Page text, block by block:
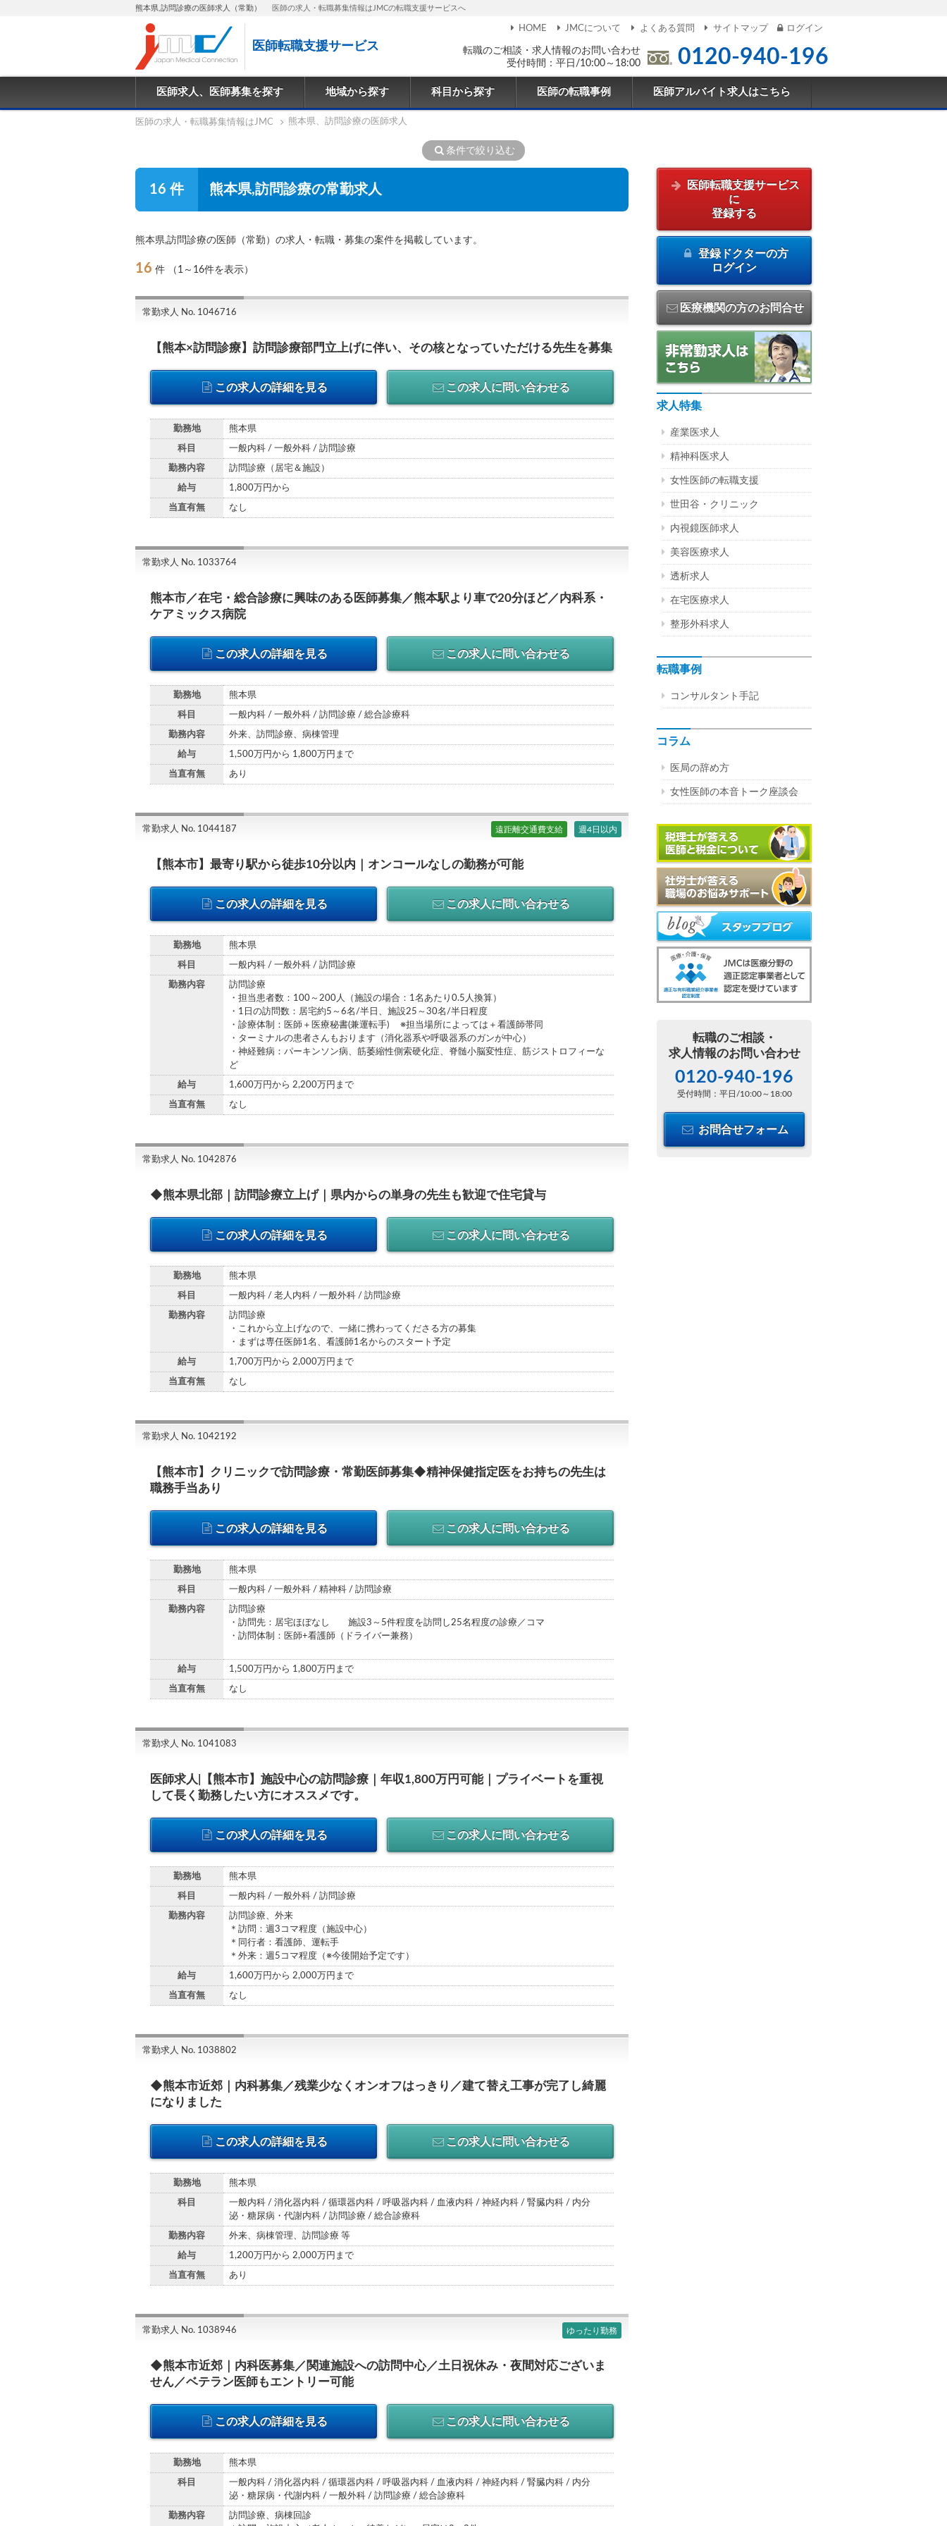
熊本県,訪問診療の医師求人（常勤） 医師の求人・転職募集情報はJMCの転職支援サービスへ
医師転職支援サービス
転職のご相談・求人情報のお問い合わせ
受付時間：平日/10:00～18:00
0120-940-196
HOME JMCについて よくある質問 サイトマップ ログイン
医師求人、医師募集を探す 地域から探す 科目から探す 医師の転職事例 医師アルバイト求人はこちら
医師の求人・転職募集情報はJMC 熊本県、訪問診療の医師求人
条件で絞り込む
16 件 熊本県,訪問診療の常勤求人
熊本県,訪問診療の医師（常勤）の求人・転職・募集の案件を掲載しています。
16 件 （1～16件を表示）
常勤求人 No. 1046716
【熊本×訪問診療】訪問診療部門立上げに伴い、その核となっていただける先生を募集
この求人の詳細を見る この求人に問い合わせる
勤務地 熊本県
科目 一般内科 / 一般外科 / 訪問診療
勤務内容 訪問診療（居宅＆施設）
給与 1,800万円から
当直有無 なし
常勤求人 No. 1033764
熊本市／在宅・総合診療に興味のある医師募集／熊本駅より車で20分ほど／内科系・
ケアミックス病院
この求人の詳細を見る この求人に問い合わせる
勤務地 熊本県
科目 一般内科 / 一般外科 / 訪問診療 / 総合診療科
勤務内容 外来、訪問診療、病棟管理
給与 1,500万円から 1,800万円まで
当直有無 あり
常勤求人 No. 1044187 遠距離交通費支給 週4日以内
【熊本市】最寄り駅から徒歩10分以内｜オンコールなしの勤務が可能
この求人の詳細を見る この求人に問い合わせる
勤務地 熊本県
科目 一般内科 / 一般外科 / 訪問診療
勤務内容
訪問診療
・担当患者数：100～200人（施設の場合：1名あたり0.5人換算）
・1日の訪問数：居宅約5～6名/半日、施設25～30名/半日程度
・診療体制：医師＋医療秘書(兼運転手) ※担当場所によっては＋看護師帯同
・ターミナルの患者さんもおります（消化器系や呼吸器系のガンが中心）
・神経難病：パーキンソン病、筋萎縮性側索硬化症、脊髄小脳変性症、筋ジストロフィーな
ど
給与 1,600万円から 2,200万円まで
当直有無 なし
常勤求人 No. 1042876
◆熊本県北部｜訪問診療立上げ｜県内からの単身の先生も歓迎で住宅貸与
この求人の詳細を見る この求人に問い合わせる
勤務地 熊本県
科目 一般内科 / 老人内科 / 一般外科 / 訪問診療
勤務内容
訪問診療
・これから立上げなので、一緒に携わってくださる方の募集
・まずは専任医師1名、看護師1名からのスタート予定
給与 1,700万円から 2,000万円まで
当直有無 なし
常勤求人 No. 1042192
【熊本市】クリニックで訪問診療・常勤医師募集◆精神保健指定医をお持ちの先生は
職務手当あり
この求人の詳細を見る この求人に問い合わせる
勤務地 熊本県
科目 一般内科 / 一般外科 / 精神科 / 訪問診療
勤務内容
訪問診療
・訪問先：居宅ほぼなし 施設3～5件程度を訪問し25名程度の診療／コマ
・訪問体制：医師+看護師（ドライバー兼務）
給与 1,500万円から 1,800万円まで
当直有無 なし
常勤求人 No. 1041083
医師求人|【熊本市】施設中心の訪問診療｜年収1,800万円可能｜プライベートを重視
して長く勤務したい方にオススメです。
この求人の詳細を見る この求人に問い合わせる
勤務地 熊本県
科目 一般内科 / 一般外科 / 訪問診療
勤務内容
訪問診療、外来
＊訪問：週3コマ程度（施設中心）
＊同行者：看護師、運転手
＊外来：週5コマ程度（※今後開始予定です）
給与 1,600万円から 2,000万円まで
当直有無 なし
常勤求人 No. 1038802
◆熊本市近郊｜内科募集／残業少なくオンオフはっきり／建て替え工事が完了し綺麗
になりました
この求人の詳細を見る この求人に問い合わせる
勤務地 熊本県
科目
一般内科 / 消化器内科 / 循環器内科 / 呼吸器内科 / 血液内科 / 神経内科 / 腎臓内科 / 内分
泌・糖尿病・代謝内科 / 訪問診療 / 総合診療科
勤務内容 外来、病棟管理、訪問診療 等
給与 1,200万円から 2,000万円まで
当直有無 あり
常勤求人 No. 1038946 ゆったり勤務
◆熊本市近郊｜内科医募集／関連施設への訪問中心／土日祝休み・夜間対応ございま
せん／ベテラン医師もエントリー可能
この求人の詳細を見る この求人に問い合わせる
勤務地 熊本県
科目
一般内科 / 消化器内科 / 循環器内科 / 呼吸器内科 / 血液内科 / 神経内科 / 腎臓内科 / 内分
泌・糖尿病・代謝内科 / 一般外科 / 訪問診療 / 総合診療科
勤務内容
訪問診療、病棟回診
医師転職支援サービス
に
登録する
登録ドクターの方
ログイン
医療機関の方のお問合せ
求人特集
産業医求人
精神科医求人
女性医師の転職支援
世田谷・クリニック
内視鏡医師求人
美容医療求人
透析求人
在宅医療求人
整形外科求人
転職事例
コンサルタント手記
コラム
医局の辞め方
女性医師の本音トーク座談会
転職のご相談・
求人情報のお問い合わせ
0120-940-196
受付時間：平日/10:00～18:00
お問合せフォーム